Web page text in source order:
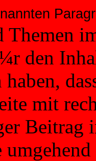
den
mit
Beitrag